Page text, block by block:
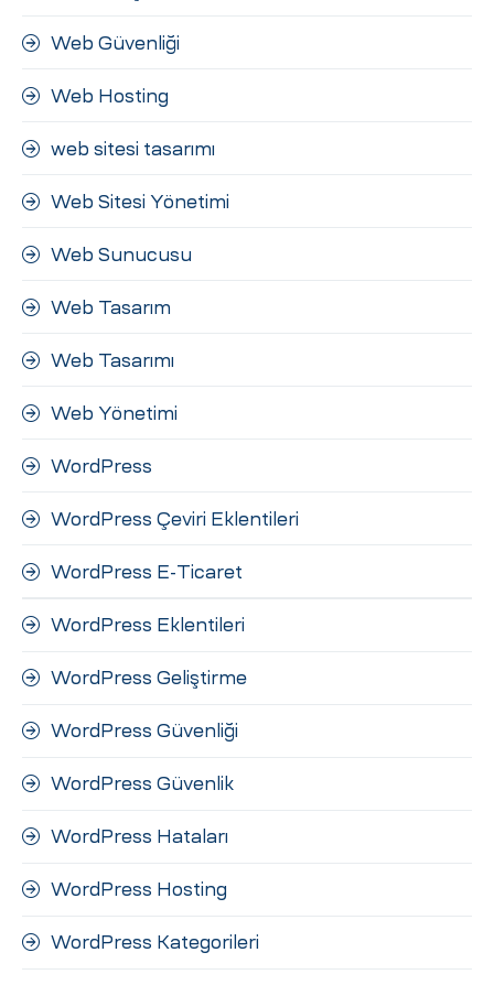
Web Güvenliği
Web Hosting
web sitesi tasarımı
Web Sitesi Yönetimi
Web Sunucusu
Web Tasarım
Web Tasarımı
Web Yönetimi
WordPress
WordPress Çeviri Eklentileri
WordPress E-Ticaret
WordPress Eklentileri
WordPress Geliştirme
WordPress Güvenliği
WordPress Güvenlik
WordPress Hataları
WordPress Hosting
WordPress Kategorileri